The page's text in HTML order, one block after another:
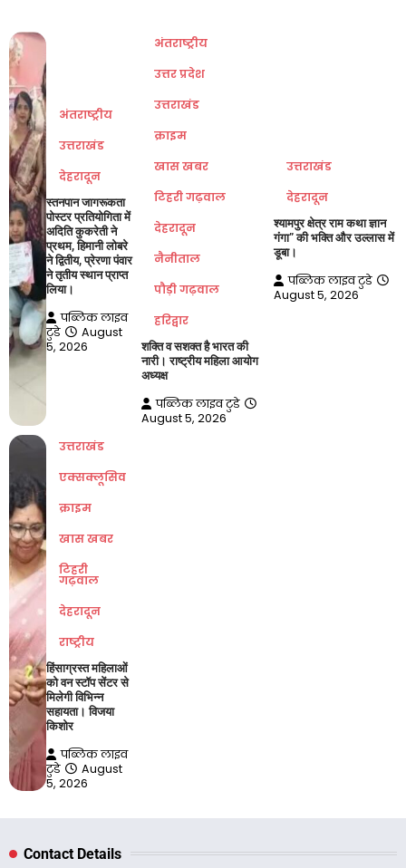
अंतराष्ट्रीय
उत्तराखंड
देहरादून
स्तनपान जागरूकता
पोस्टर प्रतियोगिता में
अदिति कुकरेती ने
प्रथम, हिमानी लोबरे
ने द्वितीय, प्रेरणा पंवार
ने तृतीय स्थान प्राप्त
लिया।
पब्लिक लाइव
टुडे
August
5, 2026
अंतराष्ट्रीय
उत्तर प्रदेश
उत्तराखंड
क्राइम
खास खबर
टिहरी गढ़वाल
देहरादून
नैनीताल
पौड़ी गढ़वाल
हरिद्वार
शक्ति व सशक्त है भारत की
नारी। राष्ट्रीय महिला आयोग
अध्यक्ष
पब्लिक लाइव टुडे
August 5, 2026
उत्तराखंड
देहरादून
श्यामपुर क्षेत्र राम कथा ज्ञान
गंगा” की भक्ति और उल्लास में
डूबा।
पब्लिक लाइव टुडे
August 5, 2026
उत्तराखंड
एक्सक्लूसिव
क्राइम
खास खबर
टिहरी
गढ़वाल
देहरादून
राष्ट्रीय
हिंसाग्रस्त महिलाओं
को वन स्टॉप सेंटर से
मिलेगी विभिन्न
सहायता। विजया
किशोर
पब्लिक लाइव
टुडे
August
5, 2026
Contact Details